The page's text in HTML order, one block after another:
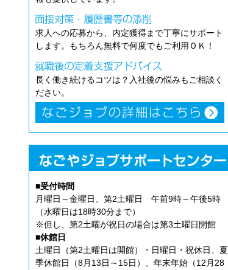
求人への応募から、内定獲得まで丁寧にサポート
します。もちろん無料で何度でもご利用ＯＫ！
長く働き続けるコツは？入社後の悩みもご相談く
ださい。
■受付時間
月曜日～金曜日、第2土曜日 午前9時～午後5時
（水曜日は18時30分まで）
※但し、第2土曜が祝日の場合は第3土曜日開館
■休館日
土曜日（第2土曜日は開館）・日曜日・祝休日、夏
季休館日（8月13日～15日）、年末年始（12月28